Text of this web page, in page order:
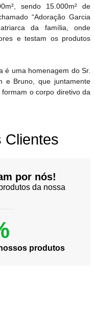
sendo 15.000m² de
“Adoração Garcia
da família, onde
e testam os produtos
é uma homenagem do Sr.
e Bruno, que juntamente
o corpo diretivo da
Clientes
por nós!
da nossa
produtos